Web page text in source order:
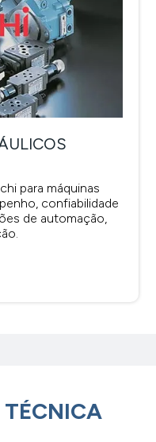
para máquinas
confiabilidade
de automação,